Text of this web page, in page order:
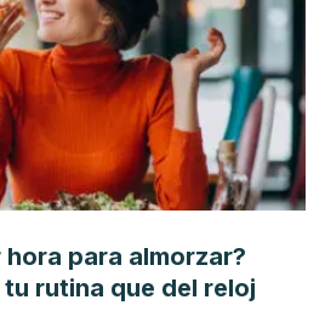
hora para almorzar?
rutina que del reloj